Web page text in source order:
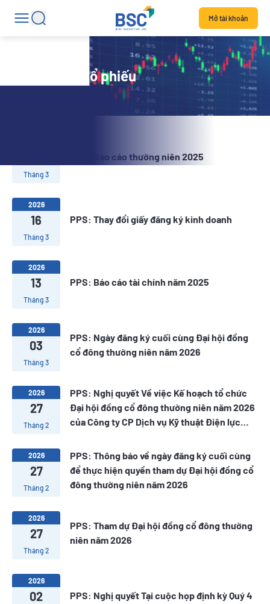
Mở tài khoản
Tin tức mã cổ phiếu
Tháng 3
PPS: Báo cáo thường niên 2025
2026
16
Tháng 3
PPS: Thay đổi giấy đăng ký kinh doanh
2026
13
Tháng 3
PPS: Báo cáo tài chính năm 2025
2026
03
Tháng 3
PPS: Ngày đăng ký cuối cùng Đại hội đồng
cổ đông thường niên năm 2026
2026
27
Tháng 2
PPS: Nghị quyết Về việc Kế hoạch tổ chức
Đại hội đồng cổ đông thường niên năm 2026
của Công ty CP Dịch vụ Kỹ thuật Điện lực
2026
27
Tháng 2
PPS: Thông báo về ngày đăng ký cuối cùng
để thực hiện quyền tham dự Đại hội đồng cổ
đông thường niên năm 2026
2026
27
Tháng 2
PPS: Tham dự Đại hội đồng cổ đông thường
niên năm 2026
2026
02 PPS: Nghị quyết Tại cuộc họp định kỳ Quý 4